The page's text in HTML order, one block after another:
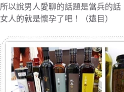
所以說男人愛聊的話題是當兵的話
女人的就是懷孕了吧！（遠目）